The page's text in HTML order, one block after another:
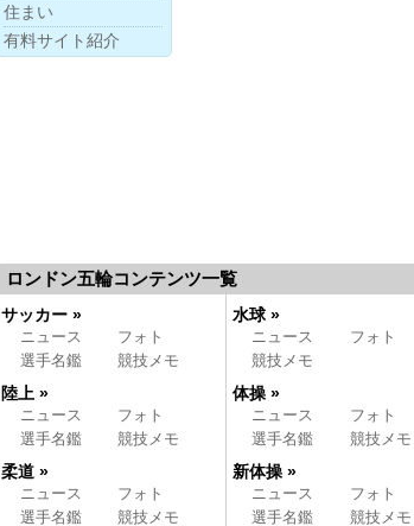
住まい
有料サイト紹介
ロンドン五輪コンテンツ一覧
サッカー »
ニュース
フォト
選手名鑑
競技メモ
陸上 »
ニュース
フォト
選手名鑑
競技メモ
柔道 »
ニュース
フォト
選手名鑑
競技メモ
水球 »
ニュース
フォト
競技メモ
体操 »
ニュース
フォト
選手名鑑
競技メモ
新体操 »
ニュース
フォト
選手名鑑
競技メモ